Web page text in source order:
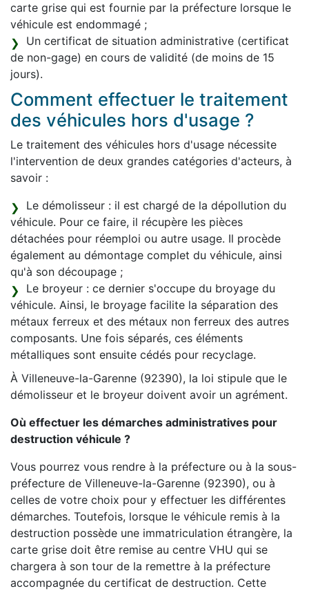
carte grise qui est fournie par la préfecture lorsque le
véhicule est endommagé ;
Un certificat de situation administrative (certificat
de non-gage) en cours de validité (de moins de 15
jours).
Comment effectuer le traitement
des véhicules hors d'usage ?
Le traitement des véhicules hors d'usage nécessite
l'intervention de deux grandes catégories d'acteurs, à
savoir :
Le démolisseur : il est chargé de la dépollution du
véhicule. Pour ce faire, il récupère les pièces
détachées pour réemploi ou autre usage. Il procède
également au démontage complet du véhicule, ainsi
qu'à son découpage ;
Le broyeur : ce dernier s'occupe du broyage du
véhicule. Ainsi, le broyage facilite la séparation des
métaux ferreux et des métaux non ferreux des autres
composants. Une fois séparés, ces éléments
métalliques sont ensuite cédés pour recyclage.
À Villeneuve-la-Garenne (92390), la loi stipule que le
démolisseur et le broyeur doivent avoir un agrément.
Où effectuer les démarches administratives pour
destruction véhicule ?
Vous pourrez vous rendre à la préfecture ou à la sous-
préfecture de Villeneuve-la-Garenne (92390), ou à
celles de votre choix pour y effectuer les différentes
démarches. Toutefois, lorsque le véhicule remis à la
destruction possède une immatriculation étrangère, la
carte grise doit être remise au centre VHU qui se
chargera à son tour de la remettre à la préfecture
accompagnée du certificat de destruction. Cette